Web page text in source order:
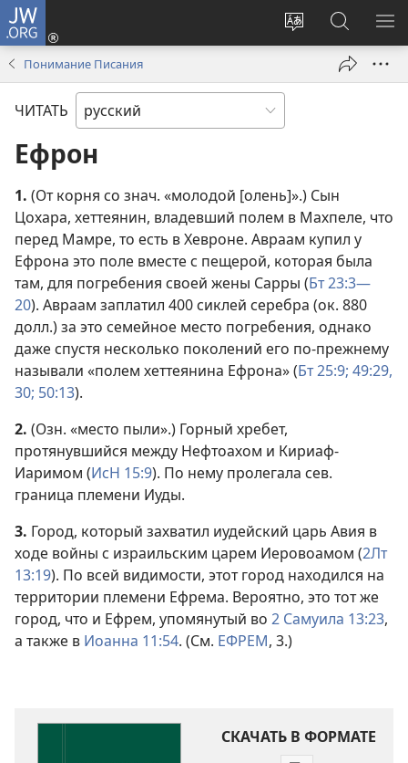
JW.ORG
Изменить
Войти
(открывается
окне)
Поиск
по
jw.org
Понимание Писания
ЧИТАТЬ
Ефрон
1. (От корня со знач. «молодой [олень]».) Сын
Цохара, хеттеянин, владевший полем в Махпеле, что
перед Мамре, то есть в Хевроне. Авраам купил у
Ефрона это поле вместе с пещерой, которая была
там, для погребения своей жены Сарры (Бт 23:3—
20). Авраам заплатил 400 сиклей серебра (ок. 880
долл.) за это семейное место погребения, однако
даже спустя несколько поколений его по-прежнему
называли «полем хеттеянина Ефрона» (Бт 25:9; 49:29,
30; 50:13).
2. (Озн. «место пыли».) Горный хребет,
протянувшийся между Нефтоахом и Кириаф-
Иаримом (ИсН 15:9). По нему пролегала сев.
граница племени Иуды.
3. Город, который захватил иудейский царь Авия в
ходе войны с израильским царем Иеровоамом (2Лт
13:19). По всей видимости, этот город находился на
территории племени Ефрема. Вероятно, это тот же
город, что и Ефрем, упомянутый во 2 Самуила 13:23,
а также в Иоанна 11:54. (См. ЕФРЕМ, 3.)
СКАЧАТЬ В ФОРМАТЕ